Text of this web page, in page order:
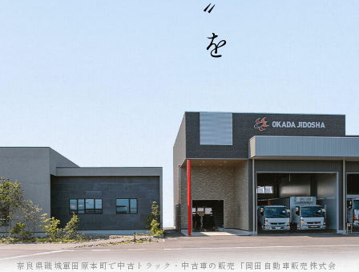
奈良県磯城軍田原本町で中古トラック・中古車の販売「岡田自動車販売株式会